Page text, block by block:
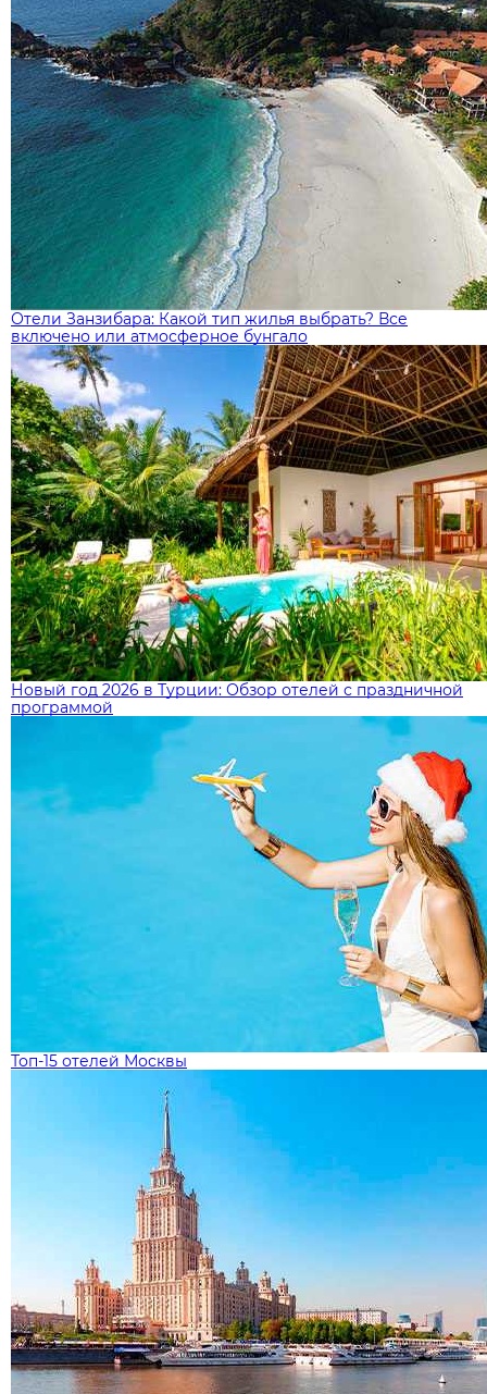
Отели Занзибара: Какой тип жилья выбрать? Все
включено или атмосферное бунгало
Новый год 2026 в Турции: Обзор отелей с праздничной
программой
Топ-15 отелей Москвы